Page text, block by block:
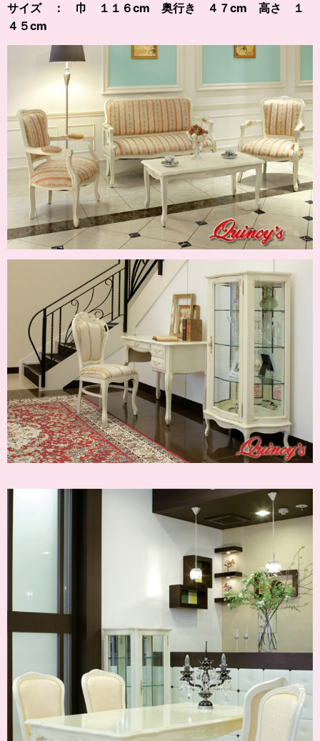
サイズ ： 巾 １１６cm 奥行き ４７cm 高さ １
４５cm